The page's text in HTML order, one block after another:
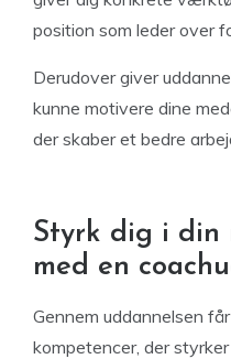
position som leder over
Derudover giver
kunne motivere dine
der skaber et bedre
Styrk dig i din
med en
Gennem uddannelsen
kompetencer, der